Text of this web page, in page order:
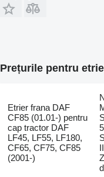
Prețurile pentru
Etrier frana DAF
CF85 (01.01-) pentru
cap tractor DAF
LF45, LF55, LF180,
CF65, CF75, CF85
(2001-)